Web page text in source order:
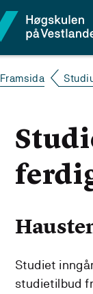
Framsida
Studiet
studietilbud